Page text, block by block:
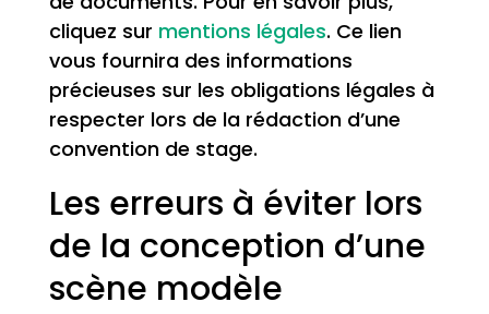
cliquez sur mentions légales. Ce lien
vous fournira des informations
précieuses sur les obligations légales à
respecter lors de la rédaction d’une
convention de stage.
Les erreurs à éviter lors
de la conception d’une
scène modèle